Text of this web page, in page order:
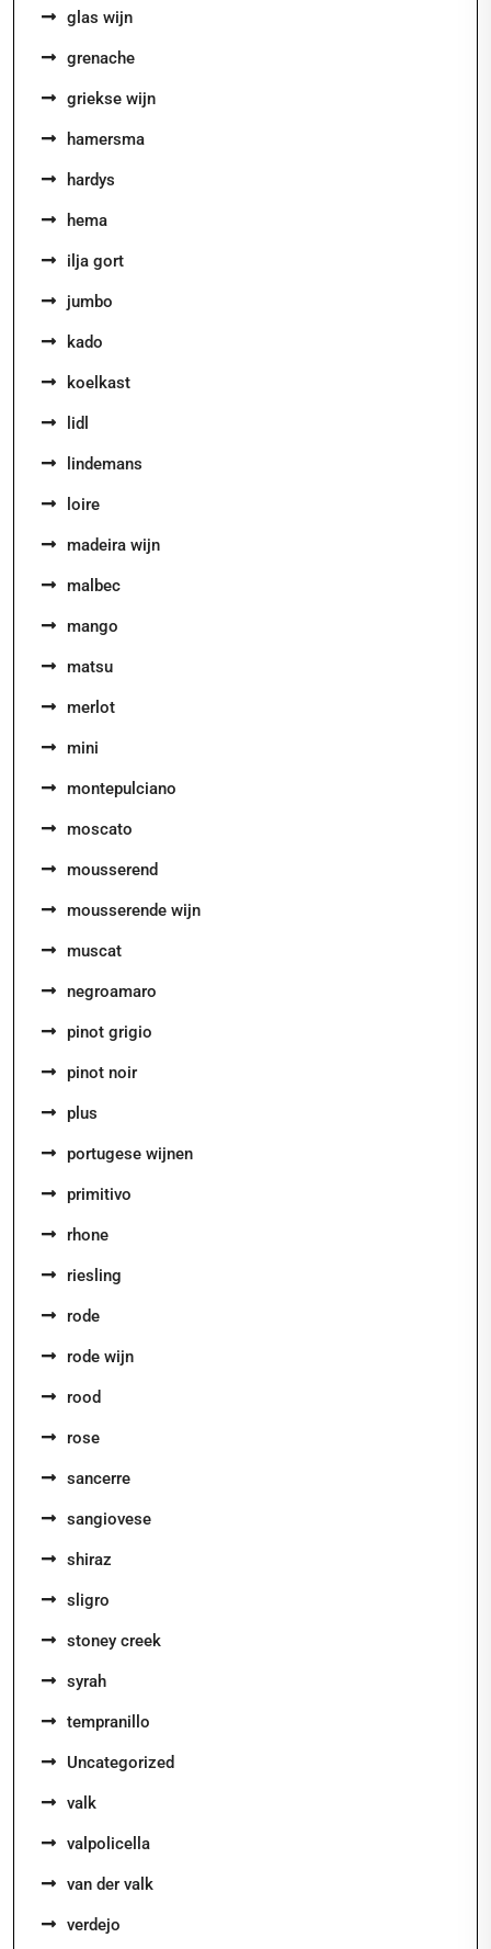
glas wijn
grenache
griekse wijn
hamersma
hardys
hema
ilja gort
jumbo
kado
koelkast
lidl
lindemans
loire
madeira wijn
malbec
mango
matsu
merlot
mini
montepulciano
moscato
mousserend
mousserende wijn
muscat
negroamaro
pinot grigio
pinot noir
plus
portugese wijnen
primitivo
rhone
riesling
rode
rode wijn
rood
rose
sancerre
sangiovese
shiraz
sligro
stoney creek
syrah
tempranillo
Uncategorized
valk
valpolicella
van der valk
verdejo